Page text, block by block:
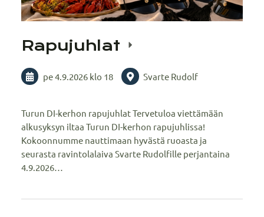
Rapujuhlat
pe 4.9.2026 klo 18 Svarte Rudolf
Turun DI-kerhon rapujuhlat Tervetuloa viettämään
alkusyksyn iltaa Turun DI-kerhon rapujuhlissa!
Kokoonnumme nauttimaan hyvästä ruoasta ja
seurasta ravintolalaiva Svarte Rudolfille perjantaina
4.9.2026…